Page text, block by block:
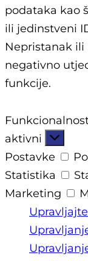
podataka kao
ili jedinstveni
Nepristanak ili
negativno
funkcije.
aktivni
Postavke
Statistika
Marketing